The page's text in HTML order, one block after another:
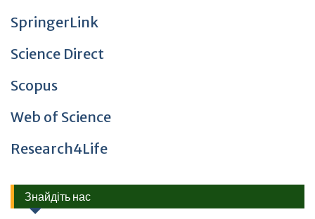
SpringerLink
Science Direct
Scopus
Web of Science
Research4Life
Знайдіть нас